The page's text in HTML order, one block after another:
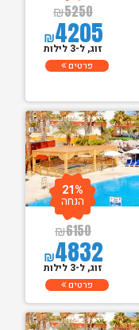
₪5250
₪4205
זוג, ל-3 לילות
פרטים
₪6150
₪4832
21%
הנחה
זוג, ל-3 לילות
פרטים